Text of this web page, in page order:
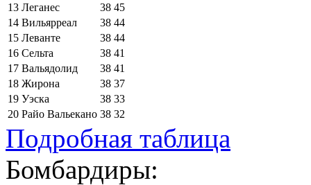
13 Леганес 38 45
14 Вильярреал 38 44
15 Леванте 38 44
16 Сельта 38 41
17 Вальядолид 38 41
18 Жирона 38 37
19 Уэска 38 33
20 Райо Вальекано 38 32
Подробная таблица
Бомбардиры: